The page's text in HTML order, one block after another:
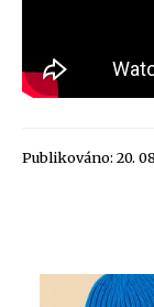
Publikováno: 20.